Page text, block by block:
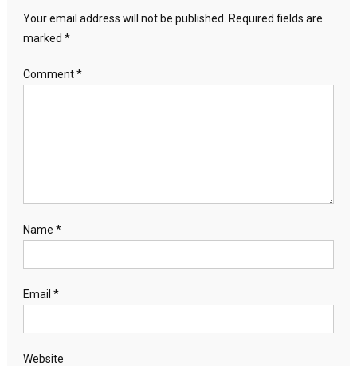
Your email address will not be published.
Required fields are
marked *
Comment*
Name *
Email *
Website